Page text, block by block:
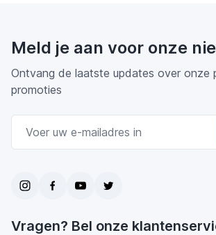
Meld je aan voor onze
Ontvang de laatste updates over onze
promoties
Vragen? Bel onze